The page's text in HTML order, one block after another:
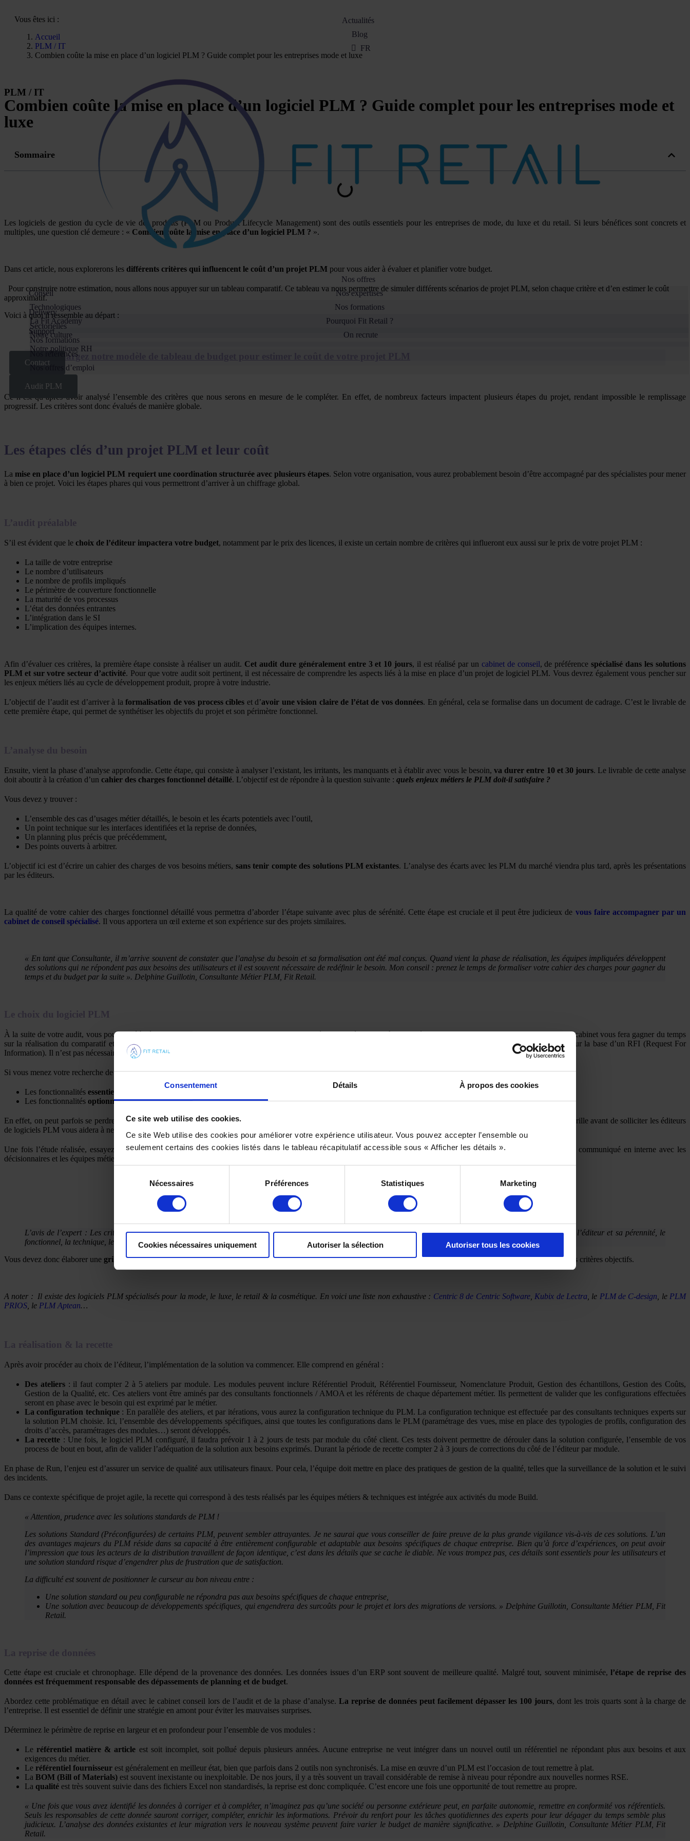
Consentement Détails À propos des cookies
Ce site web utilise des cookies.
Ce site Web utilise des cookies pour améliorer votre expérience utilisateur. Vous pouvez accepter l’ensemble ou
seulement certains des cookies listés dans le tableau récapitulatif accessible sous « Afficher les détails ».
consentement
Nécessaires Préférences Statistiques Marketing
Cookies nécessaires uniquement Autoriser la sélection Autoriser tous les cookies
Actualités
Blog
FR
Nos offres
Conseil
Delivery
Support
Nos expertises
Technologiques
Sectorielles
Nos formations
La Fit Academy
Nos formations
Pourquoi Fit Retail ?
Notre culture
Nos références
On recrute
Notre politique RH
Nos offres d’emploi
Contact
Audit PLM
Vous êtes ici :
Accueil
PLM / IT
Combien coûte la mise en place d’un logiciel PLM ? Guide complet pour les entreprises mode et luxe
PLM / IT
Combien coûte la mise en place d’un logiciel PLM ? Guide complet pour les entreprises mode et
luxe
Sommaire
Les logiciels de gestion du cycle de vie des produits (PLM ou Product Lifecycle Management) sont des outils essentiels pour les entreprises de mode, du luxe et du retail. Si leurs bénéfices sont concrets et
multiples, une question clé demeure : « Combien coûte la mise en place d’un logiciel PLM ? ».
Dans cet article, nous explorerons les différents critères qui influencent le coût d’un projet PLM pour vous aider à évaluer et planifier votre budget.
Pour construire notre estimation, nous allons nous appuyer sur un tableau comparatif. Ce tableau va nous permettre de simuler différents scénarios de projet PLM, selon chaque critère et d’en estimer le coût
approximatif.
Voici à quoi il ressemble au départ :
👉 Téléchargez notre modèle de tableau de budget pour estimer le coût de votre projet PLM
Ce n’est qu’après avoir analysé l’ensemble des critères que nous serons en mesure de le compléter. En effet, de nombreux facteurs impactent plusieurs étapes du projet, rendant impossible le remplissage
progressif. Les critères sont donc évalués de manière globale.
Les étapes clés d’un projet PLM et leur coût
La mise en place d’un logiciel PLM requiert une coordination structurée avec plusieurs étapes. Selon votre organisation, vous aurez probablement besoin d’être accompagné par des spécialistes pour mener
à bien ce projet. Voici les étapes phares qui vous permettront d’arriver à un chiffrage global.
L’audit préalable
S’il est évident que le choix de l’éditeur impactera votre budget, notamment par le prix des licences, il existe un certain nombre de critères qui influeront eux aussi sur le prix de votre projet PLM :
La taille de votre entreprise
Le nombre d’utilisateurs
Le nombre de profils impliqués
Le périmètre de couverture fonctionnelle
La maturité de vos processus
L’état des données entrantes
L’intégration dans le SI
L’implication des équipes internes.
Afin d’évaluer ces critères, la première étape consiste à réaliser un audit. Cet audit dure généralement entre 3 et 10 jours, il est réalisé par un cabinet de conseil, de préférencespécialisé dans les solutions
PLM et sur votre secteur d’activité. Pour que votre audit soit pertinent, il est nécessaire de comprendre les aspects liés à la mise en place d’un projet de logiciel PLM. Vous devrez également vous pencher sur
les enjeux métiers liés au cycle de développement produit, propre à votre industrie.
L’objectif de l’audit est d’arriver à laformalisation de vos process cibles et d’avoir une vision claire de l’état de vos données. En général, cela se formalise dans un document de cadrage. C’est le livrable de
cette première étape, qui permet de synthétiser les objectifs du projet et son périmètre fonctionnel.
L’analyse du besoin
Ensuite, vient la phase d’analyse approfondie. Cette étape, qui consiste à analyser l’existant, les irritants, les manquants et à établir avec vous le besoin,va durer entre 10 et 30 jours. Le livrable de cette analyse
doit aboutir à la création d’un cahier des charges fonctionnel détaillé. L’objectif est de répondre à la question suivante : quels enjeux métiers le PLM doit-il satisfaire ?
Vous devez y trouver :
L’ensemble des cas d’usages métier détaillés, le besoin et les écarts potentiels avec l’outil,
Un point technique sur les interfaces identifiées et la reprise de données,
Un planning plus précis que précédemment,
Des points ouverts à arbitrer.
L’objectif ici est d’écrire un cahier des charges de vos besoins métiers, sans tenir compte des solutions PLM existantes. L’analyse des écarts avec les PLM du marché viendra plus tard, après les présentations
par les éditeurs.
La qualité de votre cahier des charges fonctionnel détaillé vous permettra d’aborder l’étape suivante avec plus de sérénité. Cette étape est cruciale et il peut être judicieux de vous faire accompagner par un
cabinet de conseil spécialisé. Il vous apportera un œil externe et son expérience sur des projets similaires.
« En tant que Consultante, il m’arrive souvent de constater que l’analyse du besoin et sa formalisation ont été mal conçus. Quand vient la phase de réalisation, les équipes impliquées développent
des solutions qui ne répondent pas aux besoins des utilisateurs et il est souvent nécessaire de redéfinir le besoin. Mon conseil : prenez le temps de formaliser votre cahier des charges pour gagner du
temps et du budget par la suite ». Delphine Guillotin, Consultante Métier PLM, Fit Retail.
Le choix du logiciel PLM
À la suite de votre audit, vous pouvez déjà réaliser un benchmark des solutions existantes. Cette étape peut également être assurée par un cabinet de conseil expert en PLM. Le cabinet vous fera gagner du temps
sur la réalisation du comparatif et éventuellement la mise en place d’un Proof Of Concept (POC). Un appel d’offres pourra être réalisé auprès des éditeurs PLM pressentis sur la base d’un RFI (Request For
Information). Il n’est pas nécessaire de sélectionner plus de 3 éditeurs.
Si vous menez votre recherche de solutions par vous-même, prenez le temps d’établir une grille comparative dans laquelle vous allez distinguer :
Les fonctionnalités essentielles
Les fonctionnalités optionnelles(nice to have).
En effet, on peut parfois se perdre dans les démonstrations, être tenté de choisir un logiciel tout en oubliant les critères essentiels qui devraient driver notre choix. Établir votre grille avant de solliciter les éditeurs
de logiciels PLM vous aidera à ne pas perdre de vue votre objectif.
Une fois l’étude réalisée, essayez de faire un tableau récapitulatif des différentes options, des forces/faiblesses de chaque solution et du coût du logiciel PLM. Celui-ci sera communiqué en interne avec les
décisionnaires et les équipes métiers pour aboutir à un choix final.
L’avis de l’expert : Les critères d’évaluation des solutions doivent être pondérés car ils n’ont pas tous la même importance. Ils sont souvent répartis en 5 catégories : l’éditeur et sa pérennité, le
fonctionnel, la technique, le budget et la méthodologie.
Vous devez donc élaborer une grille d’évaluationqui vous permettra de comparer les offres et de faire le bon choix. Celle-ci s’appuiera sur des notes, elles-mêmes basées sur des critères objectifs.
A noter : Il existe des logiciels PLM spécialisés pour la mode, le luxe, le retail & la cosmétique. En voici une liste non exhaustive : Centric 8 de Centric Software Kubix de Lectra , le PLM de C-design , le PLM
PRIOS , le PLM Aptean…
La réalisation & la recette
Après avoir procéder au choix de l’éditeur, l’implémentation de la solution va commencer. Elle comprend en général :
Des ateliers: il faut compter 2 à 5 ateliers par module. Les modules peuvent inclure Référentiel Produit, Référentiel Fournisseur, Nomenclature Produit, Gestion des échantillons, Gestion des Coûts,
Gestion de la Qualité, etc. Ces ateliers vont être aminés par des consultants fonctionnels / AMOA et les référents de chaque département métier. Ils permettent de valider que les configurations effectuées
seront en phase avec le besoin qui est exprimé par le métier.
La configuration technique: En parallèle des ateliers, et par itérations, vous aurez la configuration technique du PLM. La configuration technique est effectuée par des consultants techniques experts sur
la solution PLM choisie. Ici, l’ensemble des développements spécifiques, ainsi que toutes les configurations dans le PLM (paramétrage des vues, mise en place des typologies de profils, configuration des
droits d’accès, paramétrages des modules…) seront développés.
La recette : Une fois, le logiciel PLM configuré, il faudra prévoir 1 à 2 jours de tests par module du côté client. Ces tests doivent permettre de dérouler dans la solution configurée, l’ensemble de vos
process de bout en bout, afin de valider l’adéquation de la solution aux besoins exprimés. Durant la période de recette compter 2 à 3 jours de corrections du côté de l’éditeur par module.
En phase de Run, l’enjeu est d’assurer un service de qualité aux utilisateurs finaux. Pour cela, l’équipe doit mettre en place des pratiques de gestion de la qualité, telles que la surveillance de la solution et le suivi
des incidents.
Dans ce contexte spécifique de projet agile, la recette qui correspond à des tests réalisés par les équipes métiers & techniques est intégrée aux activités du mode Build.
« Attention, prudence avec les solutions standards de PLM !
Les solutions Standard (Préconfigurées) de certains PLM, peuvent sembler attrayantes. Je ne saurai que vous conseiller de faire preuve de la plus grande vigilance vis-à-vis de ces solutions. L’un
des avantages majeurs du PLM réside dans sa capacité à être entièrement configurable et adaptable aux besoins spécifiques de chaque entreprise. Bien qu’à force d’expériences, on peut avoir
l’impression que tous les acteurs de la distribution travaillent de façon identique, c’est dans les détails que se cache le diable. Ne vous trompez pas, ces détails sont essentiels pour les utilisateurs et
une solution standard risque d’engendrer plus de frustration que de satisfaction.
La difficulté est souvent de positionner le curseur au bon niveau entre :
Une solution standard ou peu configurable ne répondra pas aux besoins spécifiques de chaque entreprise,
Une solution avec beaucoup de développements spécifiques, qui engendrera des surcoûts pour le projet et lors des migrations de versions. » Delphine Guillotin, Consultante Métier PLM, Fit
Retail.
La reprise de données
Cette étape est cruciale et chronophage. Elle dépend de la provenance des données. Les données issues d’un ERP sont souvent de meilleure qualité. Malgré tout, souvent minimisée,l’étape de reprise des
données est fréquemment responsable des dépassements de planning et de budget.
Abordez cette problématique en détail avec le cabinet conseil lors de l’audit et de la phase d’analyse. La reprise de données peut facilement dépasser les 100 jours, dont les trois quarts sont à la charge de
l’entreprise. Il est essentiel de définir une stratégie en amont pour éviter les mauvaises surprises.
Déterminez le périmètre de reprise en largeur et en profondeur pour l’ensemble de vos modules :
Le référentiel matière & article est soit incomplet, soit pollué depuis plusieurs années. Aucune entreprise ne veut intégrer dans un nouvel outil un référentiel ne répondant plus aux besoins et aux
exigences du métier.
Le référentiel fournisseur est généralement en meilleur état, bien que parfois dans 2 outils non synchronisés. La mise en œuvre d’un PLM est l’occasion de tout remettre à plat.
La BOM (Bill of Materials) est souvent inexistante ou inexploitable. De nos jours, il y a très souvent un travail considérable de remise à niveau pour répondre aux nouvelles normes RSE.
La qualité est très souvent suivie dans des fichiers Excel non standardisés, la reprise est donc compliquée. C’est encore une fois une opportunité de tout remettre au propre.
« Une fois que vous avez identifié les données à corriger et à compléter, n’imaginez pas qu’une société ou personne extérieure peut, en parfaite autonomie, remettre en conformité vos référentiels.
Seuls les responsables de cette donnée sauront corriger, compléter, enrichir les informations. Prévoir du renfort pour les tâches quotidiennes des experts pour leur dégager du temps semble plus
judicieux. L’analyse des données existantes et leur migration vers le nouveau système peuvent faire varier le budget de manière significative. » Delphine Guillotin, Consultante Métier PLM, Fit
Retail.